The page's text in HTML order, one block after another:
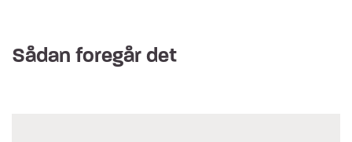
Sådan foregår det